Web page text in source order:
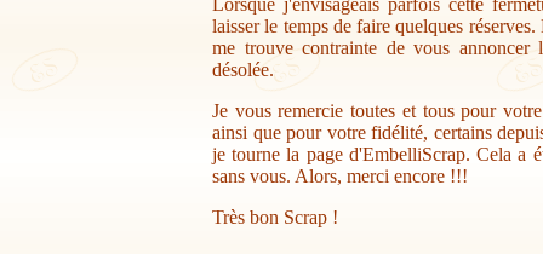
Lorsque j'envisageais parfois cette
laisser le temps de faire quelques
me trouve contrainte de vous annoncer
désolée.
Je vous remercie toutes et tous pour
ainsi que pour votre fidélité, certains
je tourne la page d'EmbelliScrap. Cela a
sans vous. Alors, merci encore !!!
Très bon Scrap !